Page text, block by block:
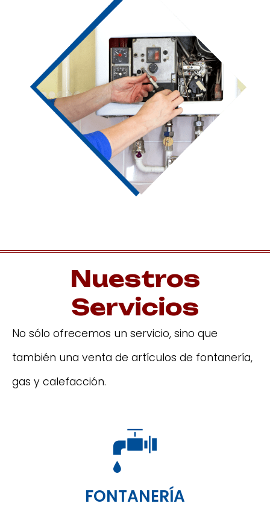
Nuestros
Servicios
No sólo ofrecemos un servicio, sino que
también una venta de artículos de fontanería,
gas y calefacción.
FONTANERÍA